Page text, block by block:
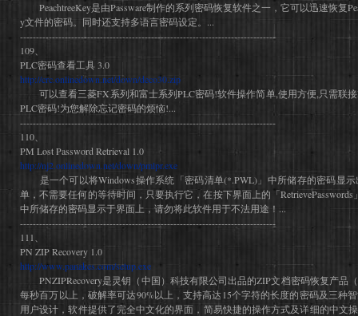
PeachtreeKey是由Passware制作的系列密码恢复软件之一，它可以迅速恢复
y文件的密码。同时还支持多语言密码设定。...
--------------------------------------------------------------------------------
109、
PLC密码查看工具 3.0
http://crc.onlinedown.net/down/deco30.zip
可以查看三菱FX系列和富士系列PLC密码!软件操作简单,使用方便,只需联接
PLC密码!为您解除忘记密码的烦恼!...
--------------------------------------------------------------------------------
110、
PM Lost Password Retrieval 1.0
http://nj2.onlinedown.net/down/pmlpr.exe
是一个可以将Windows操作系统「密码清单(*.PWL)」中所储存的密码显示
单，不需要任何的等待时间，只要执行它，在按下界面上的「
中所储存的密码显示于界面上，请勿将此软件用于不法用途！...
--------------------------------------------------------------------------------
111、
PN ZIP Recovery 1.0
http://www.panakes.com/setup.exe
PNZIPRecovery是灵钥（中国）科技有限公司出品的ZIP文档密码恢复产品
每秒百万以上，破解率可达90%以上，支持高达15个字符的长度的密码及三种
用户设计，软件提供了完全中文化的界面，简易快捷的操作方式及详细的中文